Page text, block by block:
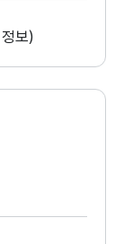
보)